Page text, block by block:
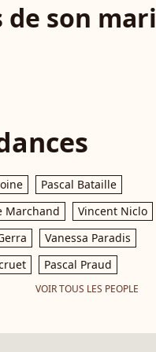
de son mari
Pascal Bataille
Marchand
Vincent Niclo
Vanessa Paradis
Pascal Praud
VOIR TOUS LES PEOPLE